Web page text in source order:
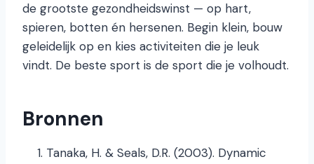
de grootste gezondheidswinst — op hart,
spieren, botten én hersenen. Begin klein, bouw
geleidelijk op en kies activiteiten die je leuk
vindt. De beste sport is de sport die je volhoudt.
Bronnen
Tanaka, H. & Seals, D.R. (2003). Dynamic